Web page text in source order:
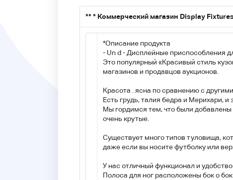
*** Коммерческий магазин Display Fixtures
*Описание продукта
- Un d - Дисплейные приспособления
Это популярный «Красивый стиль
магазинов и продавцов аукционов.
Красота . ясна по сравнению с
Есть грудь, талия бедра и Мерихари, и
Мы гордимся тем, что были добавлены
очень крутые.
Существует много типов туловища,
даже если вы носите футболку или
У нас отличный функционал и
Полоса для ног расположены бок о